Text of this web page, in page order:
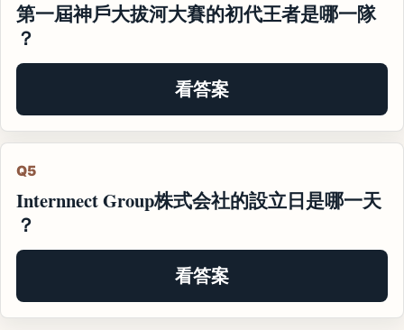
第一屆神戶大拔河大賽的初代王者是哪一隊
？
看答案
Q5
Internnect Group株式会社的設立日是哪一天
？
看答案